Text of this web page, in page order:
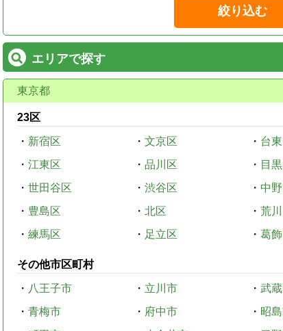
絞り込む
エリアで探す
東京都
23区
・ 新宿区 ・ 文京区 ・ 台
・ 江東区 ・ 品川区 ・ 目
・ 世田谷区 ・ 渋谷区 ・ 中
・ 豊島区 ・ 北区 ・ 荒
・ 練馬区 ・ 足立区 ・ 葛
その他市区町村
・ 八王子市 ・ 立川市 ・ 武
・ 青梅市 ・ 府中市 ・ 昭